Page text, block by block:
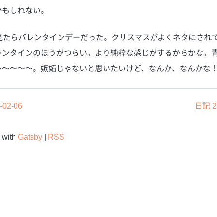
しれない。
らバレンタインデーだった。クリスマスがよくネタにされ
タインのほうがつらい。より純粋な感じがするからかな。
〜〜〜。嫉妬じゃないと思いたいけど、なんか、なんかな
02-06 日記
with Gatsby RSS